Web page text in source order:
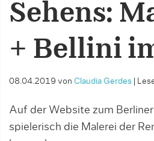
Sehens:
+ Bellini
08.04.2019 von Claudia Gerdes
Auf der Website zum
spielerisch die Malerei der